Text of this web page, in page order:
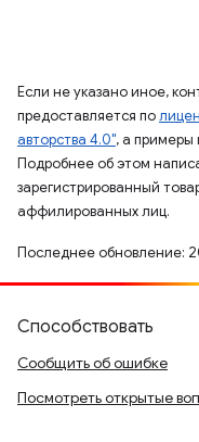
Если не указано иное,
предоставляется по
авторства 4.0", а примеры
Подробнее об этом
зарегистрированный
аффилированных лиц.
Последнее обновление:
Способствовать
Сообщить об ошибке
Посмотреть открытые